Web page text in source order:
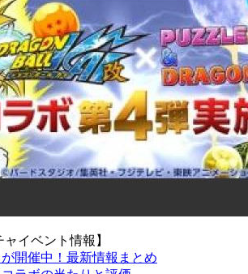
ャイベント情報】
開催中！最新情報まとめ